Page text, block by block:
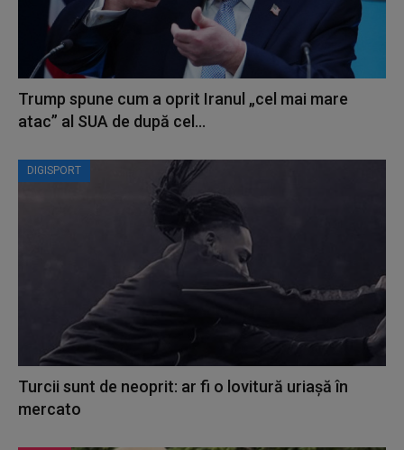
Trump spune cum a oprit Iranul „cel mai mare
atac” al SUA de după cel...
DIGISPORT
Turcii sunt de neoprit: ar fi o lovitură uriașă în
mercato